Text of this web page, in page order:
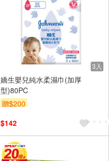
3入
嬌生嬰兒純水柔濕巾(加厚
型)80PC
贈$200
$142